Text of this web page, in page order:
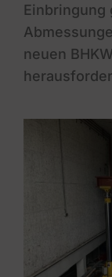
Einbringung
neuen